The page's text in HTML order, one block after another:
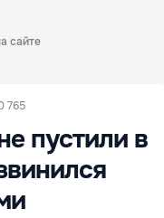
сайте
765
пустили в